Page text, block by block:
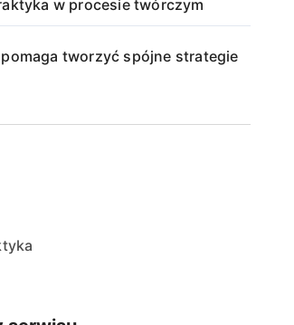
w procesie twórczym
tworzyć spójne strategie